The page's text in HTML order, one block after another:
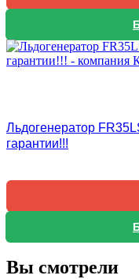
Льдогенератор
гарантии!!!
Вы смотрели